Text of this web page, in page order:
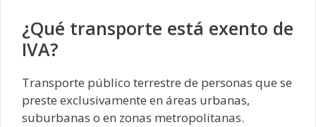
¿Qué transporte está exento de
IVA?
Transporte público terrestre de personas que se
preste exclusivamente en áreas urbanas,
suburbanas o en zonas metropolitanas.